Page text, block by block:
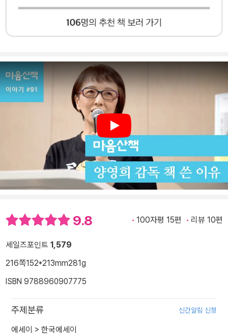
Play
9.8 100자평 15편 리뷰 10편
세일즈포인트 1,579
216쪽152*213mm281g
ISBN 9788960907775
주제분류 신간알림 신청
에세이 > 한국에세이